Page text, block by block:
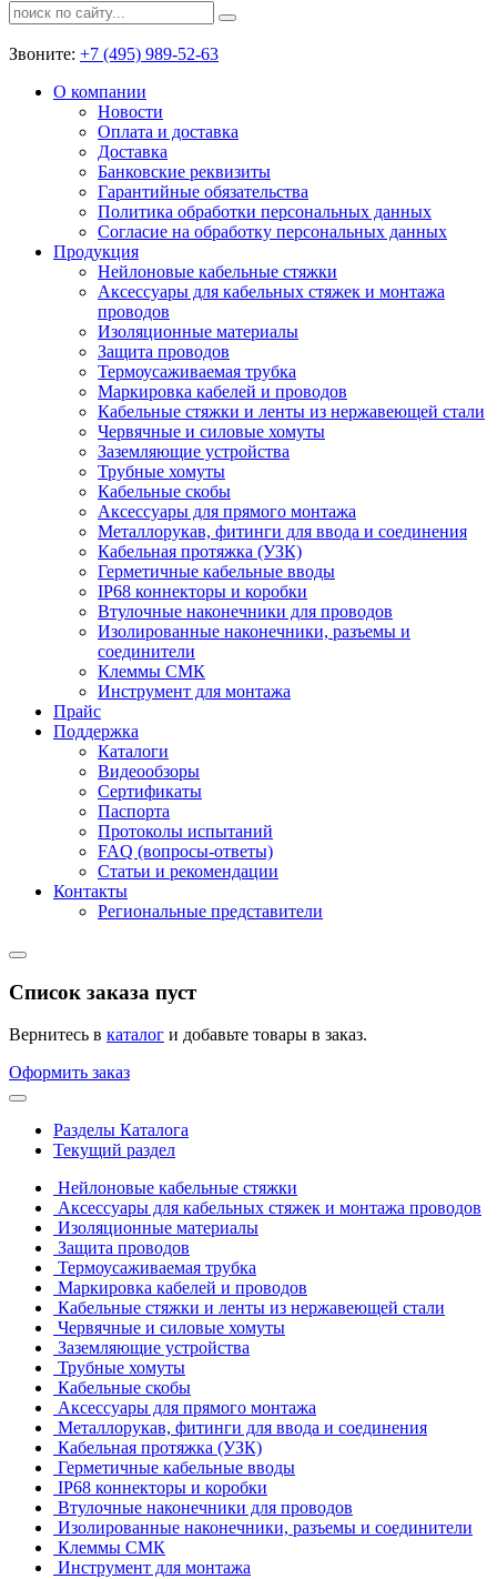
Звоните: +7 (495) 989-52-63
О компании
Новости
Оплата и доставка
Доставка
Банковские реквизиты
Гарантийные обязательства
Политика обработки персональных данных
Согласие на обработку персональных данных
Продукция
Нейлоновые кабельные стяжки
Аксессуары для кабельных стяжек и монтажа
проводов
Изоляционные материалы
Защита проводов
Термоусаживаемая трубка
Маркировка кабелей и проводов
Кабельные стяжки и ленты из нержавеющей стали
Червячные и силовые хомуты
Заземляющие устройства
Трубные хомуты
Кабельные скобы
Аксессуары для прямого монтажа
Металлорукав, фитинги для ввода и соединения
Кабельная протяжка (УЗК)
Герметичные кабельные вводы
IP68 коннекторы и коробки
Втулочные наконечники для проводов
Изолированные наконечники, разъемы и
соединители
Клеммы СМК
Инструмент для монтажа
Прайс
Поддержка
Каталоги
Видеообзоры
Сертификаты
Паспорта
Протоколы испытаний
FAQ (вопросы-ответы)
Статьи и рекомендации
Контакты
Региональные представители
Список заказа пуст
Вернитесь в каталог и добавьте товары в заказ.
Оформить заказ
Разделы Каталога
Текущий раздел
Нейлоновые кабельные стяжки
Аксессуары для кабельных стяжек и монтажа проводов
Изоляционные материалы
Защита проводов
Термоусаживаемая трубка
Маркировка кабелей и проводов
Кабельные стяжки и ленты из нержавеющей стали
Червячные и силовые хомуты
Заземляющие устройства
Трубные хомуты
Кабельные скобы
Аксессуары для прямого монтажа
Металлорукав, фитинги для ввода и соединения
Кабельная протяжка (УЗК)
Герметичные кабельные вводы
IP68 коннекторы и коробки
Втулочные наконечники для проводов
Изолированные наконечники, разъемы и соединители
Клеммы СМК
Инструмент для монтажа